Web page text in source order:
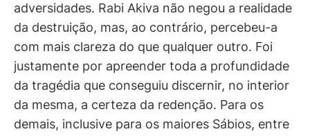
adversidades. Rabi Akiva não negou a realidade
da destruição, mas, ao contrário, percebeu-a
com mais clareza do que qualquer outro. Foi
justamente por apreender toda a profundidade
da tragédia que conseguiu discernir, no interior
da mesma, a certeza da redenção. Para os
demais, inclusive para os maiores Sábios, entre